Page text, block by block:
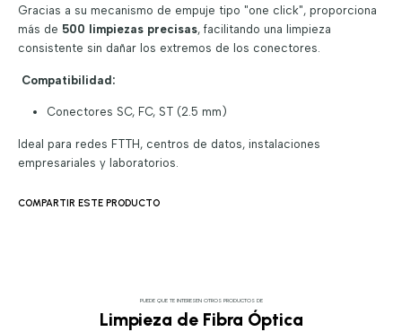
Gracias a su mecanismo de empuje tipo "one click", proporciona
más de 500 limpiezas precisas, facilitando una limpieza
consistente sin dañar los extremos de los conectores.
Compatibilidad:
Conectores SC, FC, ST (2.5 mm)
Ideal para redes FTTH, centros de datos, instalaciones
empresariales y laboratorios.
COMPARTIR ESTE PRODUCTO
PUEDE QUE TE INTERESEN OTROS PRODUCTOS DE
Limpieza de Fibra Óptica